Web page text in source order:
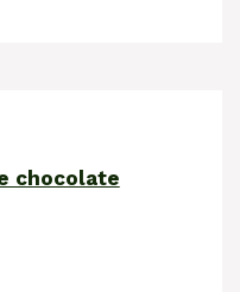
chocolate